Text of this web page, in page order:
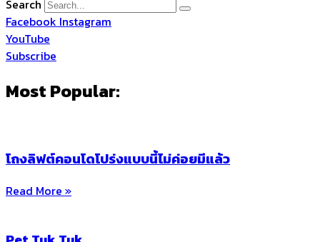
Search
Facebook Instagram
YouTube
Subscribe
Most Popular:
โถงลิฟต์คอนโดโปร่งแบบนี้ไม่ค่อยมีแล้ว
Read More »